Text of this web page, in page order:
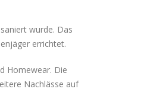
wurde. Das
errichtet.
Homewear. Die
Nachlässe auf